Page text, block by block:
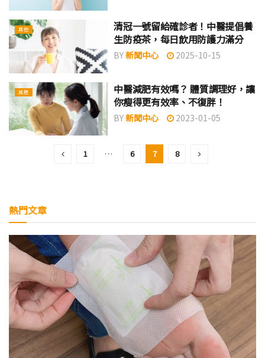
其他
清冠一號留給確診者！中醫提倡養
生防疫茶，每日飲用防護力滿分
BY新聞中心 2025-10-15
減肥
中醫減肥有效嗎？ 體質調理好，讓
你瘦得更有效率、不復胖！
BY新聞中心 2023-01-05
1 … 6 7 8
熱門文章